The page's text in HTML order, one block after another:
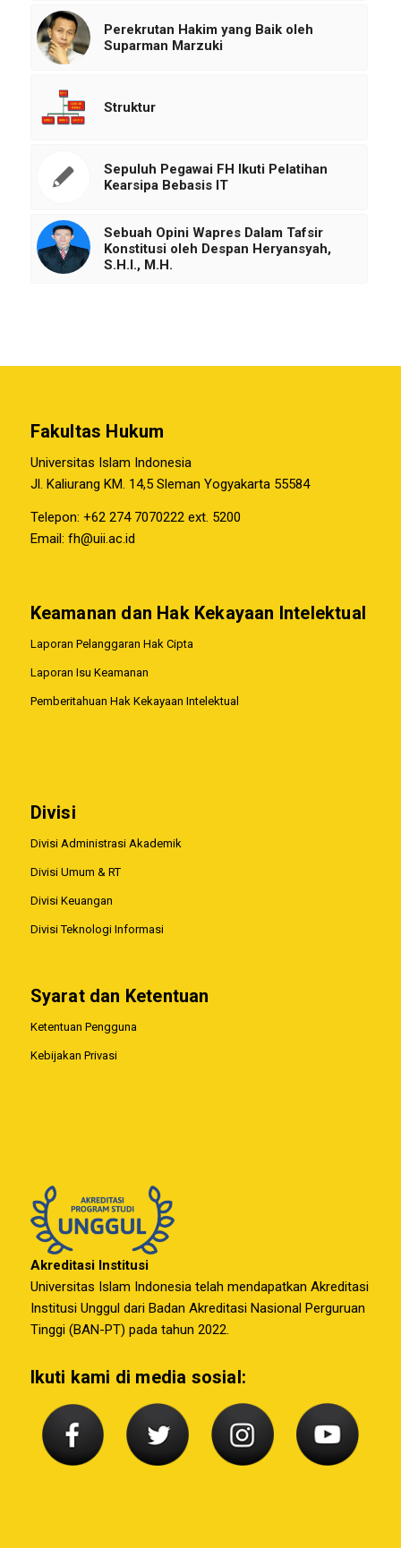
Perekrutan Hakim yang Baik oleh
Suparman Marzuki
Struktur
Sepuluh Pegawai FH Ikuti Pelatihan
Kearsipa Bebasis IT
Sebuah Opini Wapres Dalam Tafsir
Konstitusi oleh Despan Heryansyah,
S.H.I., M.H.
Fakultas Hukum
Universitas Islam Indonesia
Jl. Kaliurang KM. 14,5 Sleman Yogyakarta 55584
Telepon: +62 274 7070222 ext. 5200
Email: fh@uii.ac.id
Keamanan dan Hak Kekayaan Intelektual
Laporan Pelanggaran Hak Cipta
Laporan Isu Keamanan
Pemberitahuan Hak Kekayaan Intelektual
Divisi
Divisi Administrasi Akademik
Divisi Umum & RT
Divisi Keuangan
Divisi Teknologi Informasi
Syarat dan Ketentuan
Ketentuan Pengguna
Kebijakan Privasi
Akreditasi Institusi
Universitas Islam Indonesia telah mendapatkan Akreditasi
Institusi Unggul dari Badan Akreditasi Nasional Perguruan
Tinggi (BAN-PT) pada tahun 2022.
Ikuti kami di media sosial: